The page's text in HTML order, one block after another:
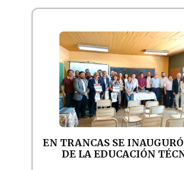
EN TRANCAS SE
DE LA EDUCACIÓN